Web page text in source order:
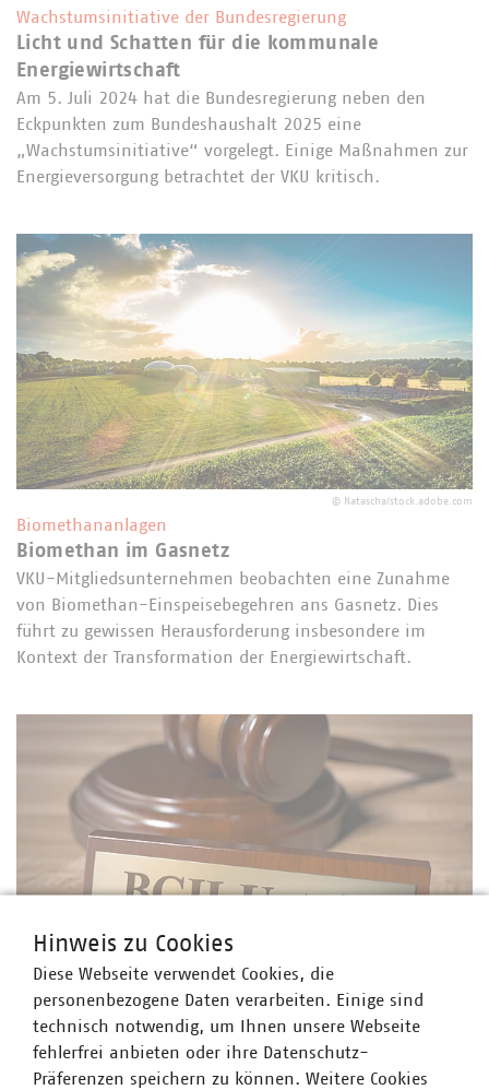
Wachstumsinitiative der Bundesregierung
Licht und Schatten für die kommunale
Energiewirtschaft
Am 5. Juli 2024 hat die Bundesregierung neben den
Eckpunkten zum Bundeshaushalt 2025 eine
„Wachstumsinitiative“ vorgelegt. Einige Maßnahmen zur
Energieversorgung betrachtet der VKU kritisch.
© Natascha/stock.adobe.com
Biomethananlagen
Biomethan im Gasnetz
VKU-Mitgliedsunternehmen beobachten eine Zunahme
von Biomethan-Einspeisebegehren ans Gasnetz. Dies
führt zu gewissen Herausforderung insbesondere im
Kontext der Transformation der Energiewirtschaft.
Anreizregulierung
Anerkennung von Entgeltfortzahlung an
zusätzlichen Urlaubstagen
Hinweis zu Cookies
Diese Webseite verwendet Cookies, die
personenbezogene Daten verarbeiten. Einige sind
technisch notwendig, um Ihnen unsere Webseite
fehlerfrei anbieten oder ihre Datenschutz-
Präferenzen speichern zu können. Weitere Cookies